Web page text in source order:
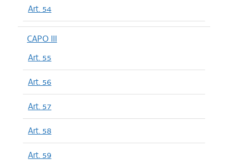
Art. 54
CAPO III
Art. 55
Art. 56
Art. 57
Art. 58
Art. 59